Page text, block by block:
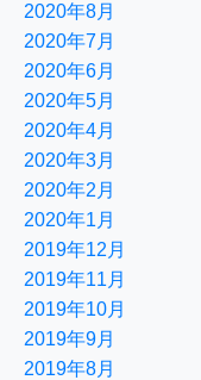
2020年8月
2020年7月
2020年6月
2020年5月
2020年4月
2020年3月
2020年2月
2020年1月
2019年12月
2019年11月
2019年10月
2019年9月
2019年8月